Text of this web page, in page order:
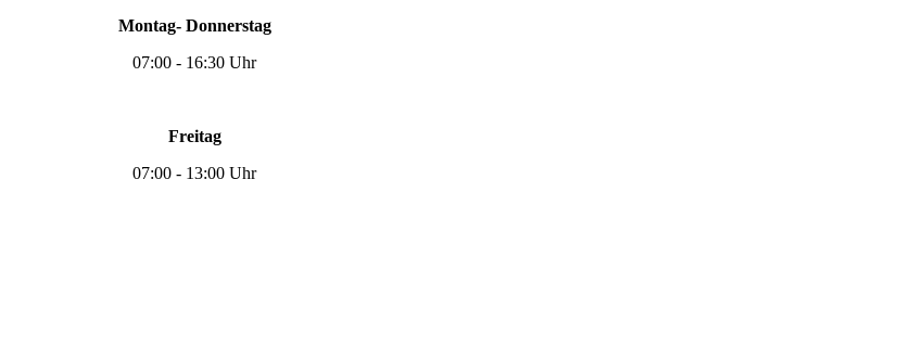
Montag- Donnerstag
07:00 - 16:30 Uhr
Freitag
07:00 - 13:00 Uhr